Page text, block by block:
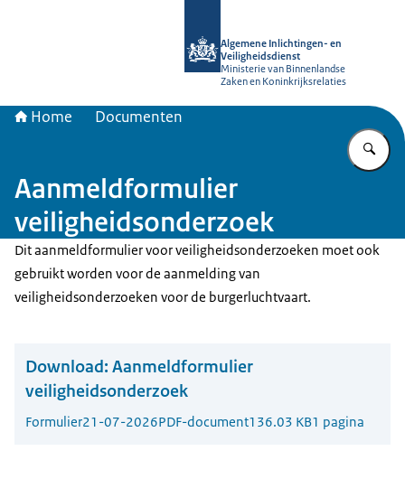
Algemene Inlichtingen- en
Veiligheidsdienst
Ministerie van Binnenlandse
Zaken en Koninkrijksrelaties
Home Documenten
Aanmeldformulier
veiligheidsonderzoek
Dit aanmeldformulier voor veiligheidsonderzoeken moet ook
gebruikt worden voor de aanmelding van
veiligheidsonderzoeken voor de burgerluchtvaart.
Download: Aanmeldformulier
veiligheidsonderzoek
Formulier21-07-2026PDF-document136.03 KB1 pagina